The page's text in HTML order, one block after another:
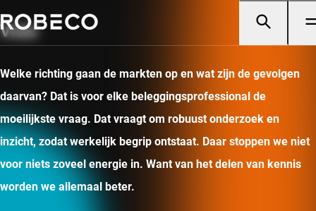
Visie
Welke richting gaan de markten op en wat zijn de gevolgen
daarvan? Dat is voor elke beleggingsprofessional de
moeilijkste vraag. Dat vraagt om robuust onderzoek en
inzicht, zodat werkelijk begrip ontstaat. Daar stoppen we niet
voor niets zoveel energie in. Want van het delen van kennis
worden we allemaal beter.